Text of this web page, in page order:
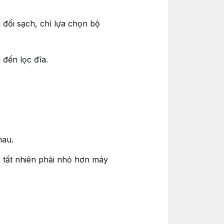
sạch, chỉ lựa chọn bộ
đến lọc đĩa.
nhiên phải nhỏ hơn máy